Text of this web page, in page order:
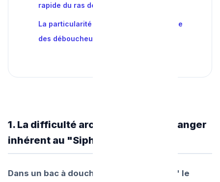
rapide du ras de sol
La particularité de La buse Hydro-Souple
des déboucheurs pros
1. La difficulté architecturale : Le danger
inhérent au "Siphon Extra-Plat"
Dans un bac à douche normal posé "sur" le